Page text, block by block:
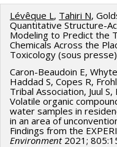
Lévêque L , Tahiri N,
Quantitative Structure-
Modeling to Predict the
Chemicals Across the
Toxicology (sous
Caron-Beaudoin E,
Haddad S, Copes R,
Tribal Association, Juul S,
Volatile organic
water samples in
in an area of
Findings from the
Environment 2021;